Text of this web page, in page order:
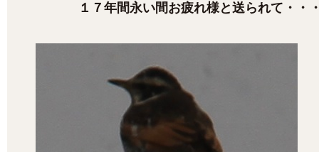
１７年間永い間お疲れ様と送られて・・